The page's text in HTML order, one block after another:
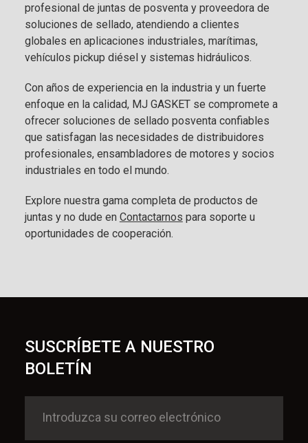
profesional de juntas de posventa y proveedora de
soluciones de sellado, atendiendo a clientes
globales en aplicaciones industriales, marítimas,
vehículos pickup diésel y sistemas hidráulicos.
Con años de experiencia en la industria y un fuerte
enfoque en la calidad, MJ GASKET se compromete a
ofrecer soluciones de sellado posventa confiables
que satisfagan las necesidades de distribuidores
profesionales, ensambladores de motores y socios
industriales en todo el mundo.
Explore nuestra gama completa de productos de
juntas y no dude en Contactarnos para soporte u
oportunidades de cooperación.
SUSCRÍBETE A NUESTRO
BOLETÍN